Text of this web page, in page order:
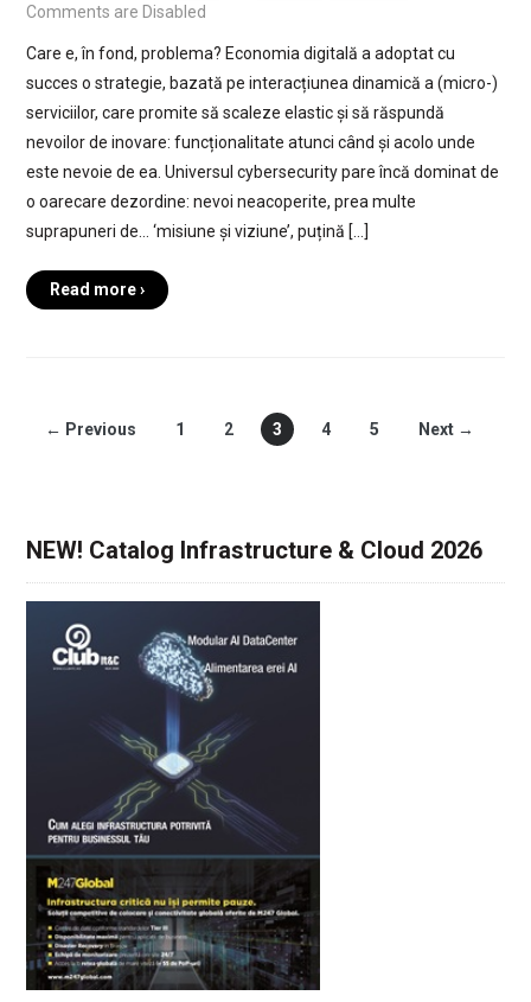
Comments are Disabled
Care e, în fond, problema? Economia digitală a adoptat cu
succes o strategie, bazată pe interacțiunea dinamică a (micro-)
serviciilor, care promite să scaleze elastic și să răspundă
nevoilor de inovare: funcționalitate atunci când și acolo unde
este nevoie de ea. Universul cybersecurity pare încă dominat de
o oarecare dezordine: nevoi neacoperite, prea multe
suprapuneri de… ‘misiune și viziune’, puțină […]
Read more ›
← Previous 1 2 3 4 5 Next →
NEW! Catalog Infrastructure & Cloud 2026